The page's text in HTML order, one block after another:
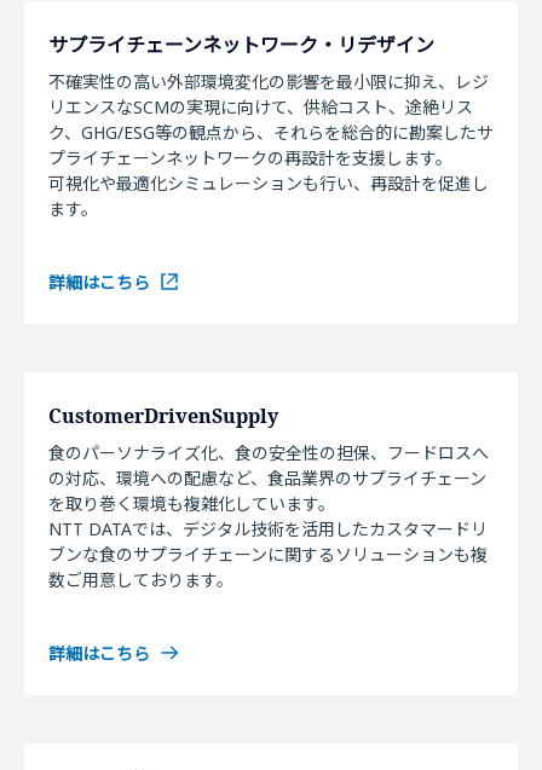
サプライチェーンネットワーク・リデザイン
不確実性の高い外部環境変化の影響を最小限に抑え、レジ
リエンスなSCMの実現に向けて、供給コスト、途絶リス
ク、GHG/ESG等の観点から、それらを総合的に勘案したサ
プライチェーンネットワークの再設計を支援します。
可視化や最適化シミュレーションも行い、再設計を促進し
ます。
詳細はこちら
CustomerDrivenSupply
食のパーソナライズ化、食の安全性の担保、フードロスへ
の対応、環境への配慮など、食品業界のサプライチェーン
を取り巻く環境も複雑化しています。
NTT DATAでは、デジタル技術を活用したカスタマードリ
ブンな食のサプライチェーンに関するソリューションも複
数ご用意しております。
詳細はこちら